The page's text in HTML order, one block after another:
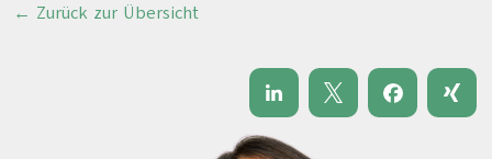
← Zurück zur Übersicht